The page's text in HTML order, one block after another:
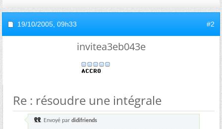
19/10/2005, 09h33 #2
invitea3eb043e
Re : résoudre une intégrale
Envoyé par didifriends